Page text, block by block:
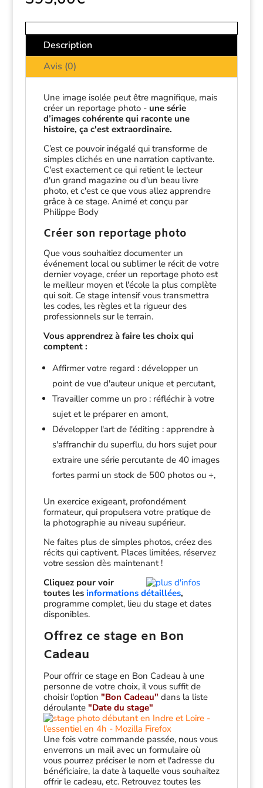
Description
Avis (0)
Une image isolée peut être magnifique, mais
créer un reportage photo - une série
d’images cohérente qui raconte une
histoire, ça c'est extraordinaire.
C’est ce pouvoir inégalé qui transforme de
simples clichés en une narration captivante.
C'est exactement ce qui retient le lecteur
d'un grand magazine ou d'un beau livre
photo, et c'est ce que vous allez apprendre
grâce à ce stage. Animé et conçu par
Philippe Body
Créer son reportage photo
Que vous souhaitiez documenter un
événement local ou sublimer le récit de votre
dernier voyage, créer un reportage photo est
le meilleur moyen et l'école la plus complète
qui soit. Ce stage intensif vous transmettra
les codes, les règles et la rigueur des
professionnels sur le terrain.
Vous apprendrez à faire les choix qui
comptent :
Affirmer votre regard : développer un
point de vue d'auteur unique et percutant,
Travailler comme un pro : réfléchir à votre
sujet et le préparer en amont,
Développer l'art de l'éditing : apprendre à
s'affranchir du superflu, du hors sujet pour
extraire une série percutante de 40 images
fortes parmi un stock de 500 photos ou +,
Un exercice exigeant, profondément
formateur, qui propulsera votre pratique de
la photographie au niveau supérieur.
Ne faites plus de simples photos, créez des
récits qui captivent. Places limitées, réservez
votre session dès maintenant !
Cliquez pour voir
toutes lesinformations détaillées,
programme complet, lieu du stage et dates
disponibles.
Offrez ce stage en Bon
Cadeau
Pour offrir ce stage en Bon Cadeau à une
personne de votre choix, il vous suffit de
choisir l'option "Bon Cadeau" dans la liste
déroulante "Date du stage"
Une fois votre commande passée, nous vous
enverrons un mail avec un formulaire où
vous pourrez préciser le nom et l'adresse du
bénéficiaire, la date à laquelle vous souhaitez
offrir le cadeau, etc. Retrouvez toutes les